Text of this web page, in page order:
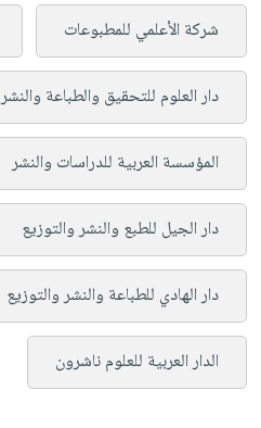
شركة الأعلمي للمطبوعات
دار العلوم للتحقيق والطباعة والنشر
المؤسسة العربية للدراسات والنشر
دار الجيل للطبع والنشر والتوزيع
دار الهادي للطباعة والنشر والتوزيع
الدار العربية للعلوم ناشرون